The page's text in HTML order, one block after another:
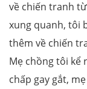
về chiến tranh
xung quanh, tôi
thêm về chiến
Mẹ chồng tôi kể
chấp gay gắt,